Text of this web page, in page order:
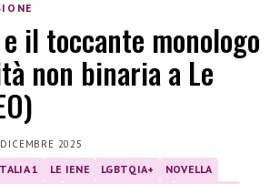
il toccante monologo
non binaria a Le
2025
1 LE IENE LGBTQIA+
NOVELLA